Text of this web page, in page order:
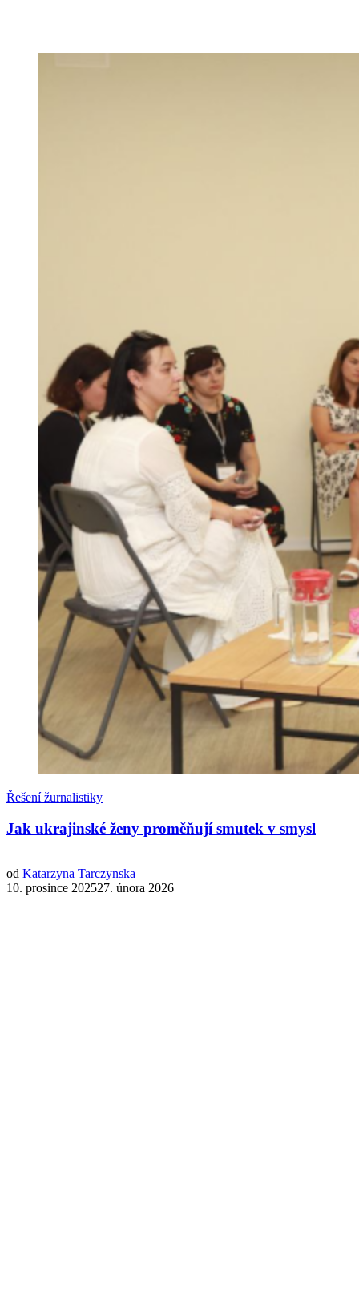
Řešení žurnalistiky
Jak ukrajinské ženy proměňují smutek v smysl
od Katarzyna Tarczynska
10. prosince 202527. února 2026